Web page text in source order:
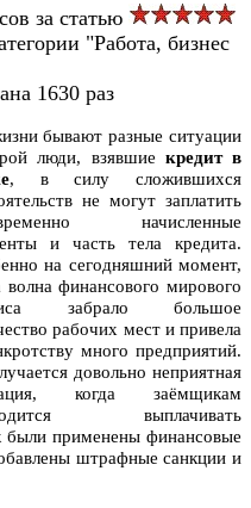
за статью
"Работа, бизнес
1630 раз
бывают разные ситуации
люди, взявшие кредит в
, в силу сложившихся
не могут заплатить
начисленные
и часть тела кредита.
на сегодняшний момент,
волна финансового мирового
забрало большое
рабочих мест и привела
много предприятий.
довольно неприятная
когда заёмщикам
выплачивать
были применены финансовые
штрафные санкции и